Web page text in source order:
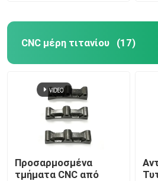
CNC μέρη τιτανίου (17)
Προσαρμοσμένα
τμήματα CNC από